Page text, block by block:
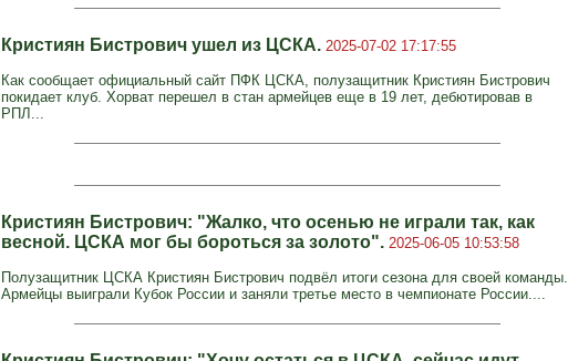
Кристиян Бистрович ушел из ЦСКА. 2025-07-02 17:17:55
Как сообщает официальный сайт ПФК ЦСКА, полузащитник Кристиян Бистрович
покидает клуб. Хорват перешел в стан армейцев еще в 19 лет, дебютировав в
РПЛ...
Кристиян Бистрович: "Жалко, что осенью не играли так, как
весной. ЦСКА мог бы бороться за золото". 2025-06-05 10:53:58
Полузащитник ЦСКА Кристиян Бистрович подвёл итоги сезона для своей команды.
Армейцы выиграли Кубок России и заняли третье место в чемпионате России....